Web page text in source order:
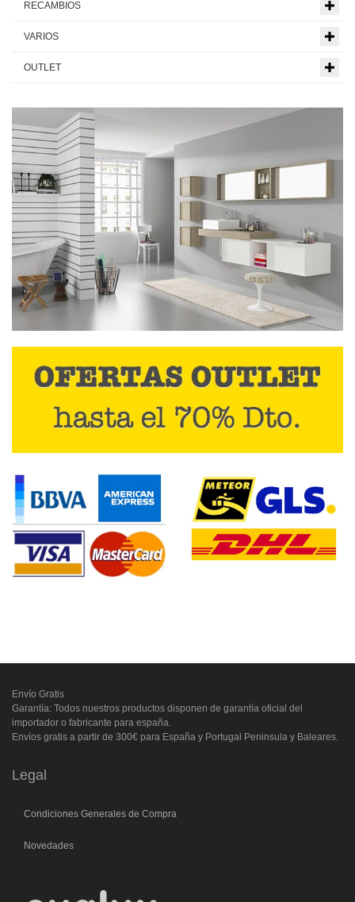
RECAMBIOS
VARIOS
OUTLET
Envío Gratis
Garantía: Todos nuestros productos disponen de garantía oficial del
importador o fabricante para españa.
Envíos gratis a partir de 300€ para España y Portugal Peninsula y Baleares.
Legal
Condiciones Generales de Compra
Novedades